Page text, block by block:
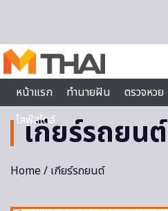
หน้าแรก
ทำนายฝัน ตรวจหวย
ไลฟ์สไตล์
เกียร์รถยนต์
Home/ เกียร์รถยนต์